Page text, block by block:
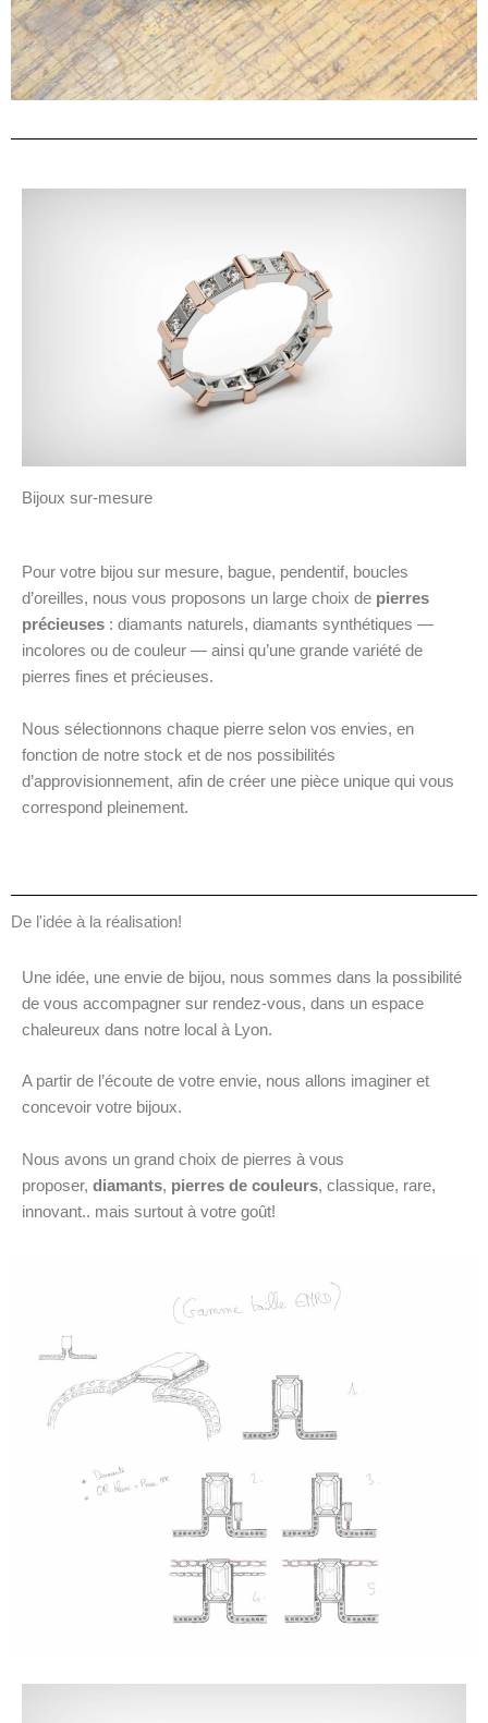
Bijoux sur-mesure
Pour votre bijou sur mesure, bague, pendentif, boucles
d’oreilles, nous vous proposons un large choix de pierres
précieuses : diamants naturels, diamants synthétiques —
incolores ou de couleur — ainsi qu’une grande variété de
pierres fines et précieuses.
Nous sélectionnons chaque pierre selon vos envies, en
fonction de notre stock et de nos possibilités
d’approvisionnement, afin de créer une pièce unique qui vous
correspond pleinement.
De l'idée à la réalisation!
Une idée, une envie de bijou, nous sommes dans la possibilité
de vous accompagner sur rendez-vous, dans un espace
chaleureux dans notre local à Lyon.
A partir de l’écoute de votre envie, nous allons imaginer et
concevoir votre bijoux.
Nous avons un grand choix de pierres à vous
proposer, diamants, pierres de couleurs, classique, rare,
innovant.. mais surtout à votre goût!